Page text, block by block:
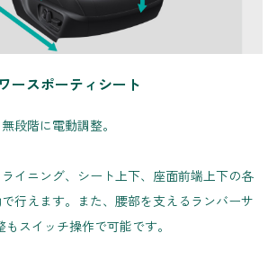
ースポーティシート
段階に電動調整。
イニング、シート上下、座面前端上下の各
行えます。また、腰部を支えるランバーサ
スイッチ操作で可能です。